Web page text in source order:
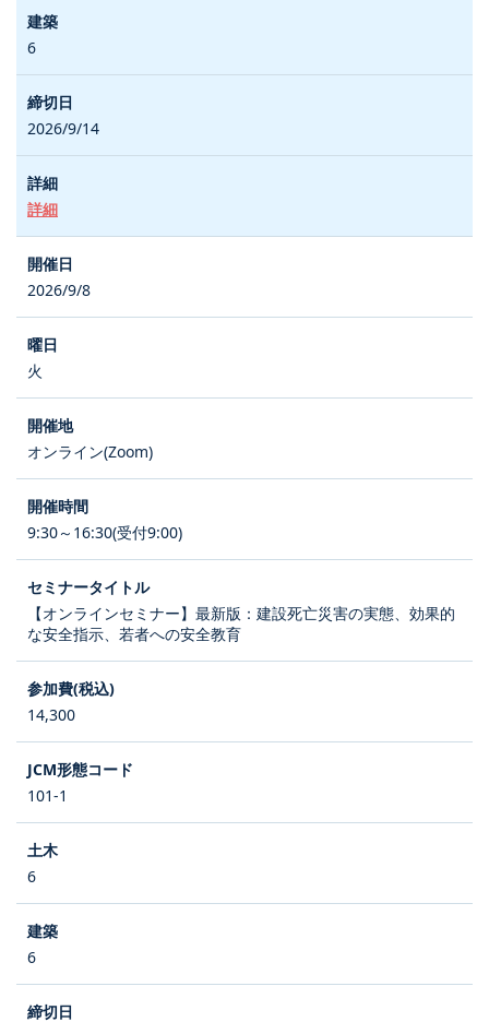
6
2026/9/14
詳細
2026/9/8
火
オンライン(Zoom)
9:30～16:30(受付9:00)
【オンラインセミナー】最新版：建設死亡災害の実態、効果的
な安全指示、若者への安全教育
14,300
101-1
6
6